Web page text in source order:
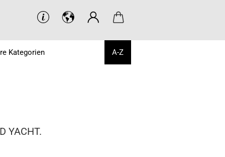
A-Z
Kategorien
YACHT.